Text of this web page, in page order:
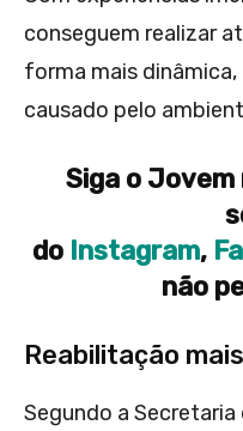
conseguem realizar
forma mais
causado pelo
Siga o Jovem
do Instagram,
não
Reabilitação
Segundo a